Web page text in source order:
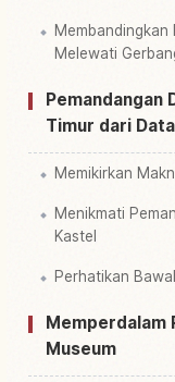
Membandingkan
Melewati
Pemandangan
Timur dari
Memikirkan
Menikmati
Kastel
Perhatikan
Memperdalam
Museum